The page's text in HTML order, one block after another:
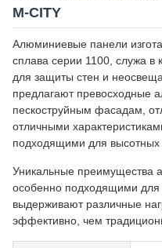
M-CITY
Алюминиевые панели
сплава серии 1100, служа в
для защиты стен и
предлагают превосходные
пескоструйным фасадам,
отличными
подходящими для высотных
Уникальные преимущества
особенно подходящими для
выдерживают различные
эффективно, чем